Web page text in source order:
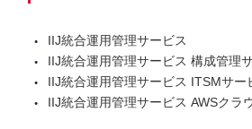
IIJ統合運用管理サービス
IIJ統合運用管理サービス 構成管理
IIJ統合運用管理サービス ITSMサー
IIJ統合運用管理サービス AWSクラ